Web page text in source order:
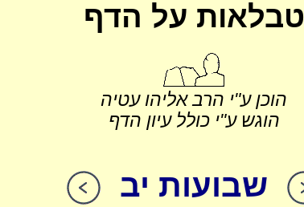
טבלאות על הדף
הוכן ע"י הרב אליהו עטיה
הוגש ע"י כולל עיון הדף
שבועות יב